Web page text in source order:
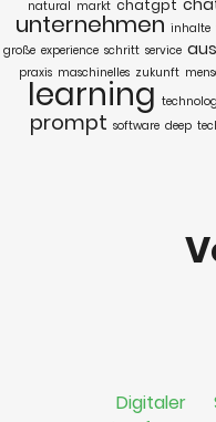
natural markt chatgpt
unternehmen inhalte
große experience schritt service
praxis maschinelles zukunft
learning
prompt software deep
Digitaler